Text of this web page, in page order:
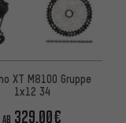
XT M8100 Gruppe
1x12 34
AB 329,00€